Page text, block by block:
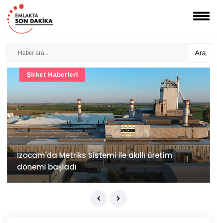
Ara
İzocam'da Metriks Sistemi ile akıllı üretim
dönemi başladı
Şirket Haberleri